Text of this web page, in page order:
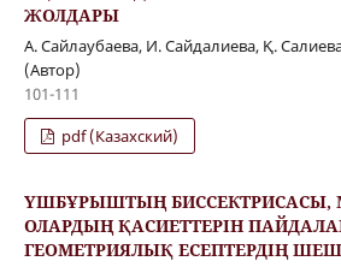
ЖОЛДАРЫ
А. Сайлаубаева, И. Сайдалиева, Қ.
(Автор)
101-111
pdf (Казахский)
ҮШБҰРЫШТЫҢ
ОЛАРДЫҢ ҚАСИЕТТЕРІН
ГЕОМЕТРИЯЛЫҚ ЕСЕПТЕРДІҢ